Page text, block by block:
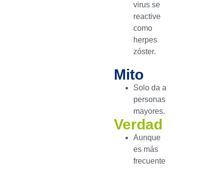
virus se
reactive
como
herpes
zóster.
Mito
Solo da a
personas
mayores.
Verdad
Aunque
es más
frecuente